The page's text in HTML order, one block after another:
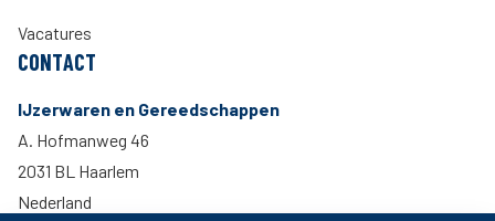
Vacatures
CONTACT
IJzerwaren en Gereedschappen
A. Hofmanweg 46
2031 BL Haarlem
Nederland